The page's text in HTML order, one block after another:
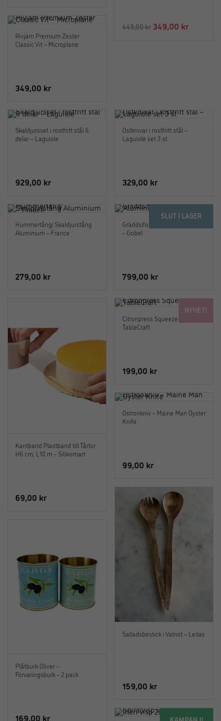
449,00kr Det
349,00 krDet
Rivjärn Premium Zester
Classic Vit – Microplane
349,00 kr
Skaldjursset i rostfritt stål 6
delar – Laguiole
929,00 kr
Ostknivar i rostfritt stål –
Laguiole set 3 st
329,00 kr
Hummertång/ Skaldjurstång
Aluminium – France
279,00 kr
SLUT I LAGER
Gräddsifon 0,5 liter Aluminium
– Gobel
799,00 kr
Kantband Plastband till Tårtor
H6 cm, L10 m – Silikomart
69,00 kr
NYHET!
Citronpress Squeezer –
TableCraft
199,00 kr
Ostronkniv – Maine Man Oyster
Knife
99,00 kr
Salladsbestick i Valnöt – Leilas
159,00 kr
Plåtburk Oliver –
Förvaringsburk – 2 pack
169,00 kr